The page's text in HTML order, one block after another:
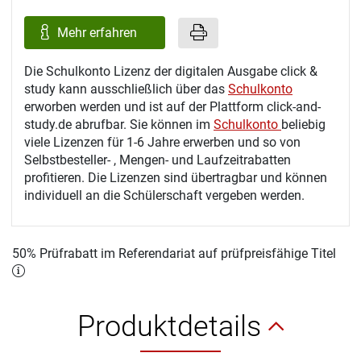
Mehr erfahren
Die Schulkonto Lizenz der digitalen Ausgabe click &
study kann ausschließlich über das Schulkonto
erworben werden und ist auf der Plattform click-and-
study.de abrufbar. Sie können im Schulkonto beliebig
viele Lizenzen für 1-6 Jahre erwerben und so von
Selbstbesteller- , Mengen- und Laufzeitrabatten
profitieren. Die Lizenzen sind übertragbar und können
individuell an die Schülerschaft vergeben werden.
50% Prüfrabatt im Referendariat auf prüfpreisfähige Titel
Produktdetails